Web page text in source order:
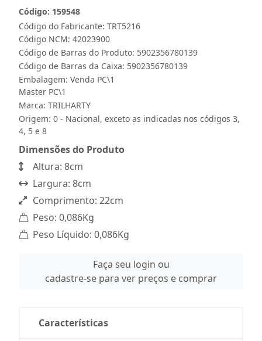
Código do Fabricante: TRT5216
Código: 159548
Código NCM: 42023900
Código de Barras do Produto: 5902356780139
Código de Barras da Caixa: 5902356780139
Embalagem: Venda PC\1
Master PC\1
Marca: TRILHARTY
Origem: 0 - Nacional, exceto as indicadas nos códigos 3,
4, 5 e 8
Dimensões do Produto
Altura: 8cm
Largura: 8cm
Comprimento: 22cm
Peso: 0,086Kg
Peso Líquido: 0,086Kg
Faça seu login ou
cadastre-se para ver preços e comprar
Características